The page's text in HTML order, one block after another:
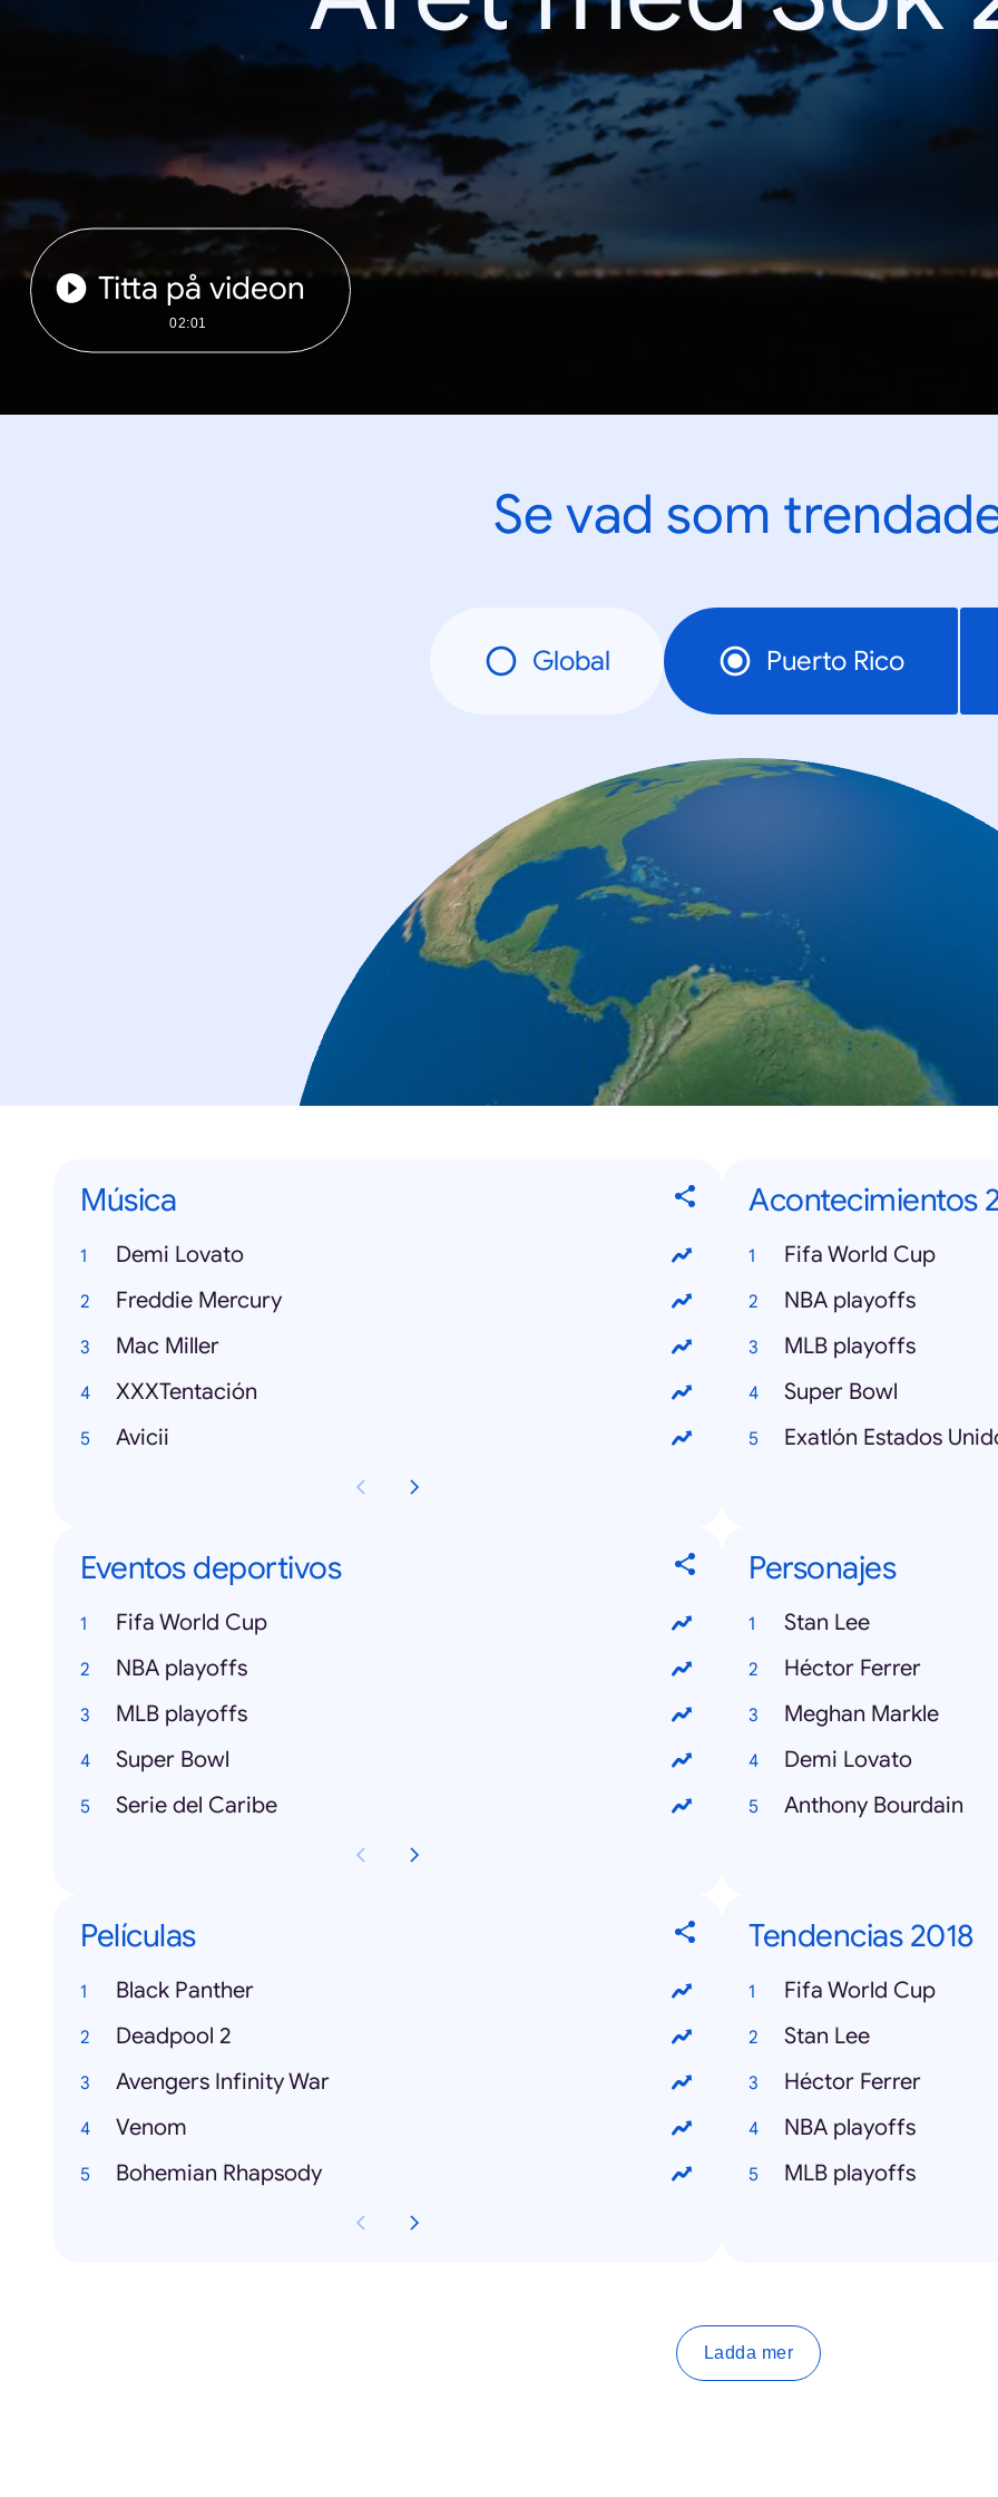
Titta på videon
02:01
Se vad som
Global Puerto Rico
Música
Demi Lovato
Freddie Mercury
Mac Miller
XXXTentación
Avicii
Acontecimientos
Fifa World Cup
NBA playoffs
MLB playoffs
Super Bowl
Exatlón Estados
Eventos deportivos
Fifa World Cup
NBA playoffs
MLB playoffs
Super Bowl
Serie del Caribe
Personajes
Stan Lee
Héctor Ferrer
Meghan Markle
Demi Lovato
Anthony Bourdain
Películas
Black Panther
Deadpool 2
Avengers Infinity War
Venom
Bohemian Rhapsody
Tendencias 2018
Fifa World Cup
Stan Lee
Héctor Ferrer
NBA playoffs
MLB playoffs
Ladda mer